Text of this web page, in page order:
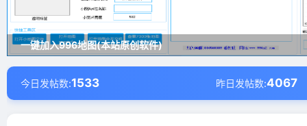
一键加入996地图(本站原创软件)
今日发帖数:1533 昨日发帖数:4067